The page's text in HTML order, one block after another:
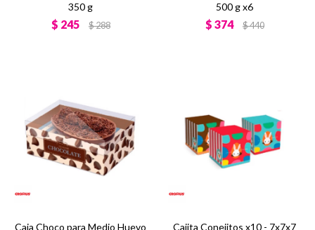
350 g
$ 245 $288
500 g x6
$ 374 $440
Caja Choco para Medio Huevo Cajita Conejitos x10 - 7x7x7